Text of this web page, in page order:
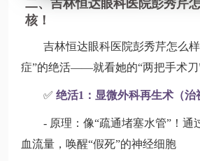
二、吉林恒达眼科医院彭秀芹
核！
吉林恒达眼科医院彭秀芹怎么
症”的绝活——就看她的“两把手术刀
✅ 绝活1：显微外科再生术（治
- 原理：像“疏通堵塞水管”！通
血流量，唤醒“假死”的神经细胞